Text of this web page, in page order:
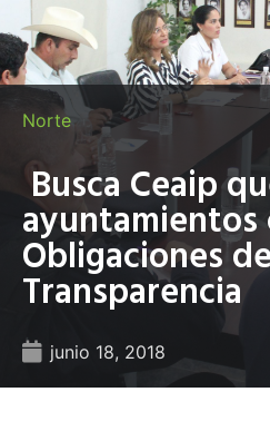
Norte
Busca Ceaip
ayuntamientos
Obligaciones de
Transparencia
junio 18, 2018